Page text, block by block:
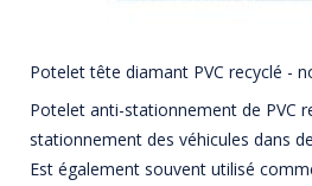
Potelet tête diamant PVC recyclé -
Potelet anti-stationnement de PVC
stationnement des véhicules dans
Est également souvent utilisé